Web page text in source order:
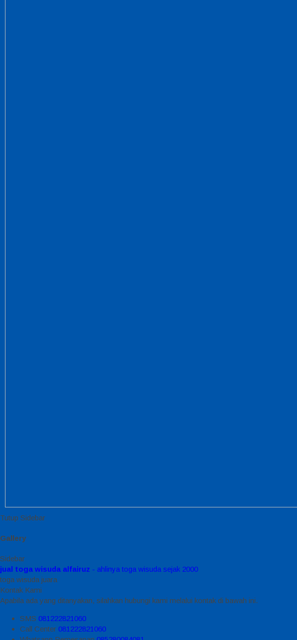
Tutup Sidebar
Gallery
Sidebar
jual toga wisuda alfairuz - ahlinya toga wisuda sejak 2000
toga wisuda juara
Kontak Kami
Apabila ada yang ditanyakan, silahkan hubungi kami melalui kontak di bawah ini.
SMS 081222821060
Call Center 081222821060